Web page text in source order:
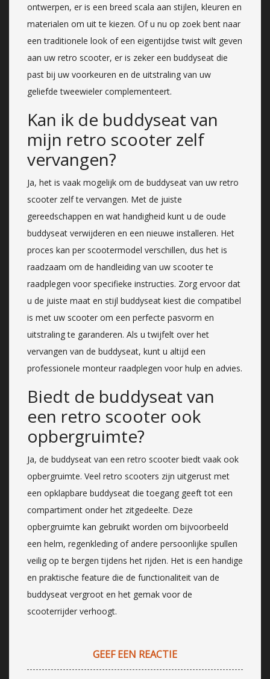
ontwerpen, er is een breed scala aan stijlen, kleuren en
materialen om uit te kiezen. Of u nu op zoek bent naar
een traditionele look of een eigentijdse twist wilt geven
aan uw retro scooter, er is zeker een buddyseat die
past bij uw voorkeuren en de uitstraling van uw
geliefde tweewieler complementeert.
Kan ik de buddyseat van
mijn retro scooter zelf
vervangen?
Ja, het is vaak mogelijk om de buddyseat van uw retro
scooter zelf te vervangen. Met de juiste
gereedschappen en wat handigheid kunt u de oude
buddyseat verwijderen en een nieuwe installeren. Het
proces kan per scootermodel verschillen, dus het is
raadzaam om de handleiding van uw scooter te
raadplegen voor specifieke instructies. Zorg ervoor dat
u de juiste maat en stijl buddyseat kiest die compatibel
is met uw scooter om een perfecte pasvorm en
uitstraling te garanderen. Als u twijfelt over het
vervangen van de buddyseat, kunt u altijd een
professionele monteur raadplegen voor hulp en advies.
Biedt de buddyseat van
een retro scooter ook
opbergruimte?
Ja, de buddyseat van een retro scooter biedt vaak ook
opbergruimte. Veel retro scooters zijn uitgerust met
een opklapbare buddyseat die toegang geeft tot een
compartiment onder het zitgedeelte. Deze
opbergruimte kan gebruikt worden om bijvoorbeeld
een helm, regenkleding of andere persoonlijke spullen
veilig op te bergen tijdens het rijden. Het is een handige
en praktische feature die de functionaliteit van de
buddyseat vergroot en het gemak voor de
scooterrijder verhoogt.
GEEF EEN REACTIE